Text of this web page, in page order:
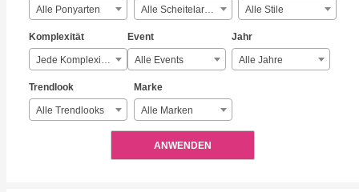
Alle Ponyarten Alle Scheitelarten Alle Stile
Komplexität
Jede Komplexität
Event
Alle Events
Jahr
Alle Jahre
Trendlook
Alle Trendlooks
Marke
Alle Marken
ANWENDEN